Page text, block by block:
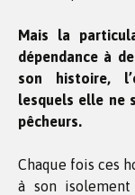
Mais la
dépendance à
son histoire,
lesquels elle ne
pêcheurs.
Chaque fois ces
à son